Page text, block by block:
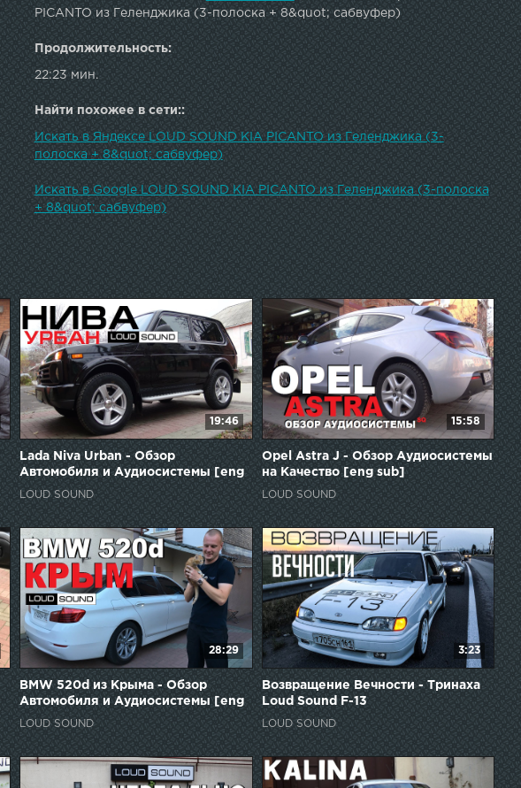
PICANTO из Геленджика (3-полоска + 8&quot; сабвуфер)
Продолжительность:
22:23 мин.
Найти похожее в сети::
Искать в Яндексе LOUD SOUND KIA PICANTO из Геленджика (3-
полоска + 8&quot; сабвуфер)
Искать в Google LOUD SOUND KIA PICANTO из Геленджика (3-полоска
+ 8&quot; сабвуфер)
19:46
Lada Niva Urban - Обзор
Автомобиля и Аудиосистемы [eng
sub]
LOUD SOUND
15:58
Opel Astra J - Обзор Аудиосистемы
на Качество [eng sub]
LOUD SOUND
28:29
BMW 520d из Крыма - Обзор
Автомобиля и Аудиосистемы [eng
sub]
LOUD SOUND
3:23
Возвращение Вечности - Тринаха
Loud Sound F-13
LOUD SOUND